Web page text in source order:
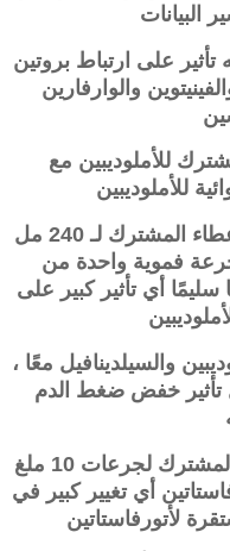
البيانات
تأثير على ارتباط بروتين
والوارفارين
للأملوديبين مع
للأملوديبين
عصير الجريب فروت: لم يكن للإعطاء المشترك لـ 240 مل
فموية واحدة من
مجم في 20 متطوعًا سليمًا أي تأثير كبير على
والسيلدينافيل معًا ،
خفض ضغط الدم
أتورفاستاتين: لم ينتج عن التناول المشترك لجرعات 10 ملغ
من أتورفاستاتين أي تغيير كبير في
لأتورفاستاتين